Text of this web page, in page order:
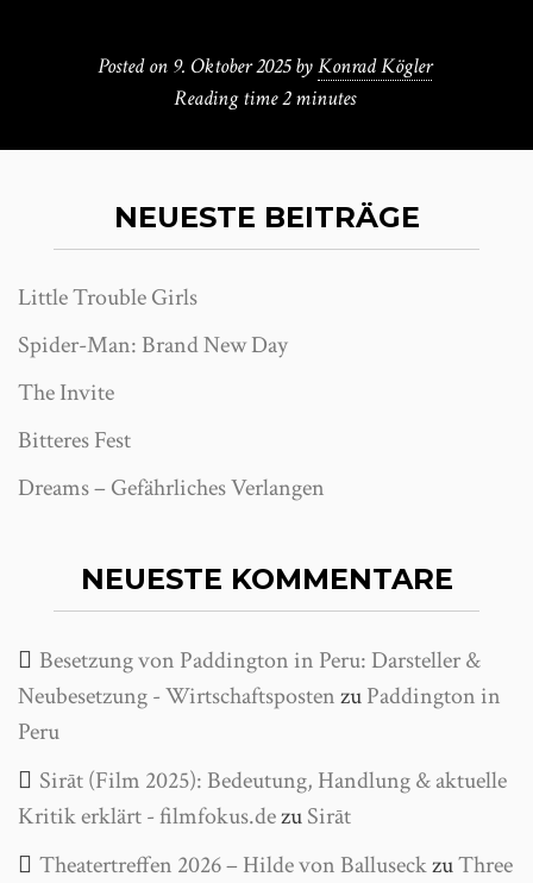
Posted on 9. Oktober 2025 byKonrad Kögler
Reading time2 minutes
NEUESTE BEITRÄGE
Little Trouble Girls
Spider-Man: Brand New Day
The Invite
Bitteres Fest
Dreams – Gefährliches Verlangen
NEUESTE KOMMENTARE
Besetzung von Paddington in Peru: Darsteller &
Neubesetzung - WirtschaftspostenzuPaddington in
Peru
Sirāt (Film 2025): Bedeutung, Handlung & aktuelle
Kritik erklärt - filmfokus.dezuSirāt
Theatertreffen 2026 – Hilde von BalluseckzuThree